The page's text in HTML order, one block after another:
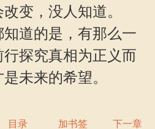
变，没人知道。
道的是，有那么一
探究真相为正义而
未来的希望。
目录 加书签 下一章